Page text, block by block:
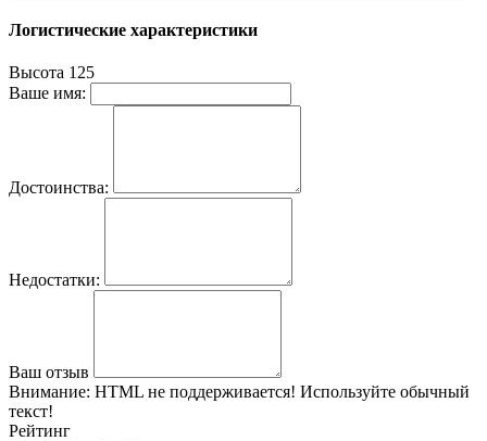
Логистические характеристики
Высота 125
Ваше имя:
Достоинства:
Недостатки:
Ваш отзыв
Внимание: HTML не поддерживается! Используйте обычный
текст!
Рейтинг